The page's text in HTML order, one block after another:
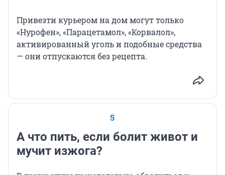
Привезти курьером на дом могут только
«Нурофен», «Парацетамол», «Корвалол»,
активированный уголь и подобные средства
— они отпускаются без рецепта.
5
А что пить, если болит живот и
мучит изжога?